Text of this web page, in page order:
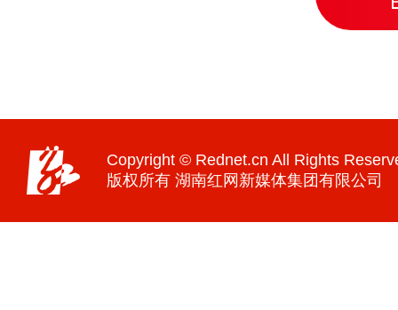
Copyright © Rednet.cn All Rights
版权所有 湖南红网新媒体集团有限公司